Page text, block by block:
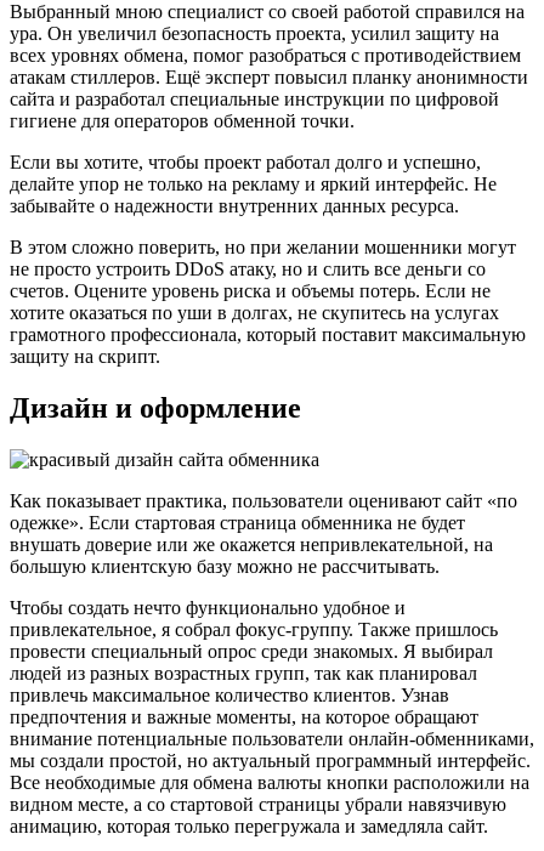
Выбранный мною специалист со своей работой справился на
ура. Он увеличил безопасность проекта, усилил защиту на
всех уровнях обмена, помог разобраться с противодействием
атакам стиллеров. Ещё эксперт повысил планку анонимности
сайта и разработал специальные инструкции по цифровой
гигиене для операторов обменной точки.
Если вы хотите, чтобы проект работал долго и успешно,
делайте упор не только на рекламу и яркий интерфейс. Не
забывайте о надежности внутренних данных ресурса.
В этом сложно поверить, но при желании мошенники могут
не просто устроить DDoS атаку, но и слить все деньги со
счетов. Оцените уровень риска и объемы потерь. Если не
хотите оказаться по уши в долгах, не скупитесь на услугах
грамотного профессионала, который поставит максимальную
защиту на скрипт.
Дизайн и оформление
Как показывает практика, пользователи оценивают сайт «по
одежке». Если стартовая страница обменника не будет
внушать доверие или же окажется непривлекательной, на
большую клиентскую базу можно не рассчитывать.
Чтобы создать нечто функционально удобное и
привлекательное, я собрал фокус-группу. Также пришлось
провести специальный опрос среди знакомых. Я выбирал
людей из разных возрастных групп, так как планировал
привлечь максимальное количество клиентов. Узнав
предпочтения и важные моменты, на которое обращают
внимание потенциальные пользователи онлайн-обменниками,
мы создали простой, но актуальный программный интерфейс.
Все необходимые для обмена валюты кнопки расположили на
видном месте, а со стартовой страницы убрали навязчивую
анимацию, которая только перегружала и замедляла сайт.